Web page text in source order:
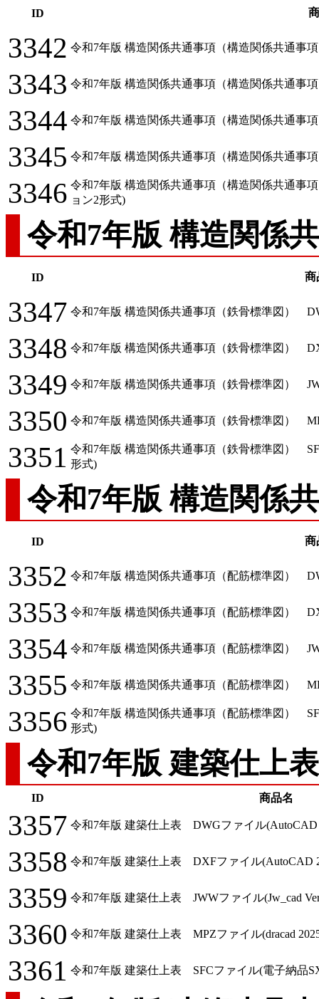
ID
3342 令和7年版 構造関係共通事項（構造関係共通事
3343 令和7年版 構造関係共通事項（構造関係共通事
3344 令和7年版 構造関係共通事項（構造関係共通事
3345 令和7年版 構造関係共通事項（構造関係共通事
3346 令和7年版 構造関係共通事項（構造関係共通事
ョン2形式)
令和7年版 構造関係
ID 商
3347 令和7年版 構造関係共通事項（鉄骨標準図）
3348 令和7年版 構造関係共通事項（鉄骨標準図）
3349 令和7年版 構造関係共通事項（鉄骨標準図）
3350 令和7年版 構造関係共通事項（鉄骨標準図）
3351 令和7年版 構造関係共通事項（鉄骨標準図）
形式)
令和7年版 構造関係
ID 商
3352 令和7年版 構造関係共通事項（配筋標準図）
3353 令和7年版 構造関係共通事項（配筋標準図）
3354 令和7年版 構造関係共通事項（配筋標準図）
3355 令和7年版 構造関係共通事項（配筋標準図）
3356 令和7年版 構造関係共通事項（配筋標準図）
形式)
令和7年版 建築仕上表
ID 商品名
3357 令和7年版 建築仕上表 DWGファイル(AutoCAD
3358 令和7年版 建築仕上表 DXFファイル(AutoCAD
3359 令和7年版 建築仕上表 JWWファイル(Jw_cad
3360 令和7年版 建築仕上表 MPZファイル(dracad
3361 令和7年版 建築仕上表 SFCファイル(電子納品